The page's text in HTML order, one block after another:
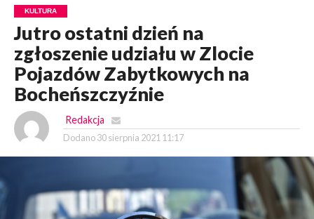
KULTURA
Jutro ostatni dzień na
zgłoszenie udziału w Zlocie
Pojazdów Zabytkowych na
Bocheńszczyźnie
Redakcja
Dodano 30 sierpnia 2021 11:17